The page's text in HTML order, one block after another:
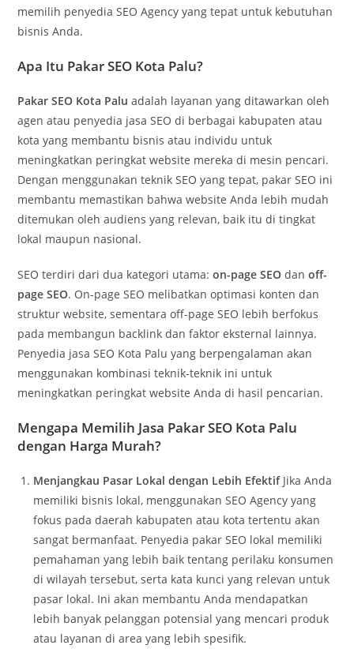
memilih penyedia SEO Agency yang tepat untuk kebutuhan
bisnis Anda.
Apa Itu Pakar SEO Kota Palu?
Pakar SEO Kota Palu adalah layanan yang ditawarkan oleh
agen atau penyedia jasa SEO di berbagai kabupaten atau
kota yang membantu bisnis atau individu untuk
meningkatkan peringkat website mereka di mesin pencari.
Dengan menggunakan teknik SEO yang tepat, pakar SEO ini
membantu memastikan bahwa website Anda lebih mudah
ditemukan oleh audiens yang relevan, baik itu di tingkat
lokal maupun nasional.
SEO terdiri dari dua kategori utama:on-page SEO danoff-
page SEO. On-page SEO melibatkan optimasi konten dan
struktur website, sementara off-page SEO lebih berfokus
pada membangun backlink dan faktor eksternal lainnya.
Penyedia jasa SEO Kota Palu yang berpengalaman akan
menggunakan kombinasi teknik-teknik ini untuk
meningkatkan peringkat website Anda di hasil pencarian.
Mengapa Memilih Jasa Pakar SEO Kota Palu
dengan Harga Murah?
Menjangkau Pasar Lokal dengan Lebih EfektifJika Anda
memiliki bisnis lokal, menggunakan SEO Agency yang
fokus pada daerah kabupaten atau kota tertentu akan
sangat bermanfaat. Penyedia pakar SEO lokal memiliki
pemahaman yang lebih baik tentang perilaku konsumen
di wilayah tersebut, serta kata kunci yang relevan untuk
pasar lokal. Ini akan membantu Anda mendapatkan
lebih banyak pelanggan potensial yang mencari produk
atau layanan di area yang lebih spesifik.